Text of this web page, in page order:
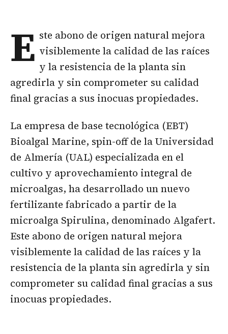
E ste abono de origen natural mejora
visiblemente la calidad de las raíces
y la resistencia de la planta sin
agredirla y sin comprometer su calidad
final gracias a sus inocuas propiedades.
La empresa de base tecnológica (EBT)
Bioalgal Marine, spin-off de la Universidad
de Almería (UAL) especializada en el
cultivo y aprovechamiento integral de
microalgas, ha desarrollado un nuevo
fertilizante fabricado a partir de la
microalga Spirulina, denominado Algafert.
Este abono de origen natural mejora
visiblemente la calidad de las raíces y la
resistencia de la planta sin agredirla y sin
comprometer su calidad final gracias a sus
inocuas propiedades.